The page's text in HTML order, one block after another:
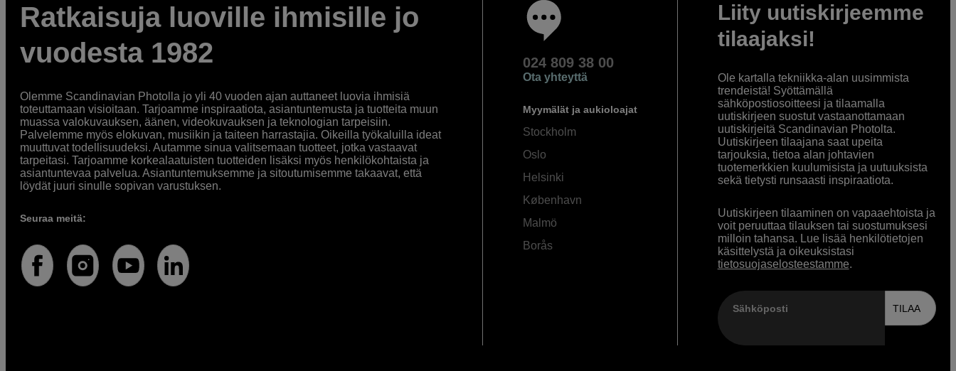
Ratkaisuja luoville ihmisille jo
vuodesta 1982
Olemme Scandinavian Photolla jo yli 40 vuoden ajan auttaneet luovia ihmisiä
toteuttamaan visioitaan. Tarjoamme inspiraatiota, asiantuntemusta ja tuotteita muun
muassa valokuvauksen, äänen, videokuvauksen ja teknologian tarpeisiin.
Palvelemme myös elokuvan, musiikin ja taiteen harrastajia. Oikeilla työkaluilla ideat
muuttuvat todellisuudeksi. Autamme sinua valitsemaan tuotteet, jotka vastaavat
tarpeitasi. Tarjoamme korkealaatuisten tuotteiden lisäksi myös henkilökohtaista ja
asiantuntevaa palvelua. Asiantuntemuksemme ja sitoutumisemme takaavat, että
löydät juuri sinulle sopivan varustuksen.
Seuraa meitä:
024 809 38 00
Ota yhteyttä
Myymälät ja aukioloajat
Stockholm
Oslo
Helsinki
København
Malmö
Borås
Liity uutiskirjeemme
tilaajaksi!
Ole kartalla tekniikka-alan uusimmista
trendeistä! Syöttämällä
sähköpostiosoitteesi ja tilaamalla
uutiskirjeen suostut vastaanottamaan
uutiskirjeitä Scandinavian Photolta.
Uutiskirjeen tilaajana saat upeita
tarjouksia, tietoa alan johtavien
tuotemerkkien kuulumisista ja uutuuksista
sekä tietysti runsaasti inspiraatiota.
Uutiskirjeen tilaaminen on vapaaehtoista ja
voit peruuttaa tilauksen tai suostumuksesi
milloin tahansa. Lue lisää henkilötietojen
käsittelystä ja oikeuksistasi
tietosuojaselosteestamme.
Sähköposti TILAA